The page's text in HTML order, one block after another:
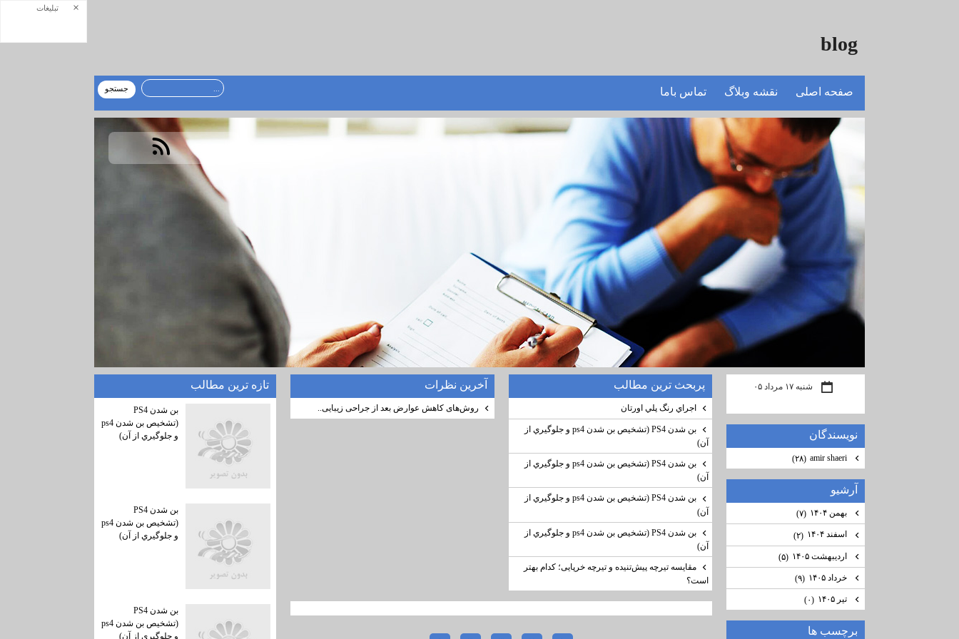
blog
صفحه اصلی نقشه وبلاگ تماس باما
پربحث ترين مطالب
اجراي رنگ پلي اورتان
بن شدن PS4 (تشخيص بن شدن ps4 و جلوگيري از
آن)
بن شدن PS4 (تشخيص بن شدن ps4 و جلوگيري از
آن)
بن شدن PS4 (تشخيص بن شدن ps4 و جلوگيري از
آن)
بن شدن PS4 (تشخيص بن شدن ps4 و جلوگيري از
آن)
مقایسه تیرچه پیش‌تنیده و تیرچه خرپایی؛ کدام بهتر
است؟
آخرين نظرات
روش‌های کاهش عوارض بعد از جراحی زیبایی..
شنبه ۱۷ مرداد ۰۵
نويسندگان
(۲۸)
آرشيو
بهمن ۱۴۰۴ (۷)
اسفند ۱۴۰۴ (۲)
اردیبهشت ۱۴۰۵ (۵)
خرداد ۱۴۰۵ (۹)
تیر ۱۴۰۵ (۰)
برچسب ها
تازه ترين مطالب
بن شدن PS4
(تشخيص بن شدن ps4
و جلوگيري از آن)
بن شدن PS4
(تشخيص بن شدن ps4
و جلوگيري از آن)
بن شدن PS4
(تشخيص بن شدن ps4
و جلوگيري از آن)
تبلیغات ×